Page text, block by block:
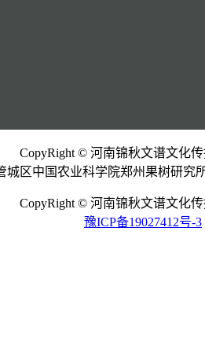
CopyRight © 河南锦秋文谱文化
城区中国农业科学院郑州果树研
CopyRight © 河南锦秋文谱文化
豫ICP备19027412号-3